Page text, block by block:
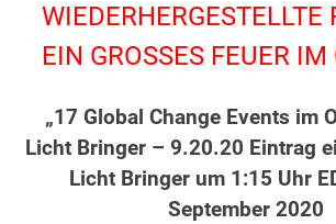
WIEDERHERGESTELLTE
EIN GROSSES FEUER
„17 Global Change Events im
Licht Bringer – 9.20.20 Eintrag
Licht Bringer um 1:15 Uhr
September 2020